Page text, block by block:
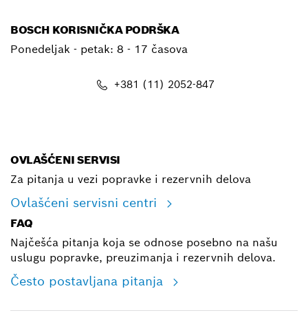
BOSCH KORISNIČKA PODRŠKA
Ponedeljak - petak: 8 - 17 časova
+381 (11) 2052-847
OVLAŠĆENI SERVISI
Za pitanja u vezi popravke i rezervnih delova
Ovlašćeni servisni centri
FAQ
Najčešća pitanja koja se odnose posebno na našu
uslugu popravke, preuzimanja i rezervnih delova.
Često postavljana pitanja